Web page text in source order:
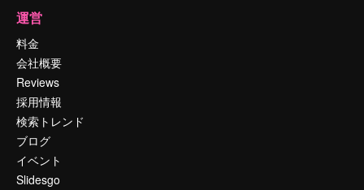
運営
料金
会社概要
Reviews
採用情報
検索トレンド
ブログ
イベント
Slidesgo